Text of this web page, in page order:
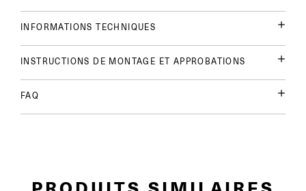
INFORMATIONS TECHNIQUES
INSTRUCTIONS DE MONTAGE ET APPROBATIONS
FAQ